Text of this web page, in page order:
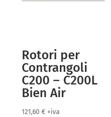
Rotori per
Contrangoli
C200 – C200L
Bien Air
121,60 € +iva